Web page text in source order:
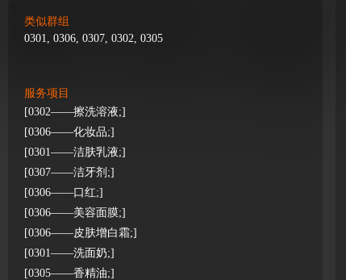
类似群组
0301, 0306, 0307, 0302, 0305
服务项目
[0302——擦洗溶液;]
[0306——化妆品;]
[0301——洁肤乳液;]
[0307——洁牙剂;]
[0306——口红;]
[0306——美容面膜;]
[0306——皮肤增白霜;]
[0301——洗面奶;]
[0305——香精油;]